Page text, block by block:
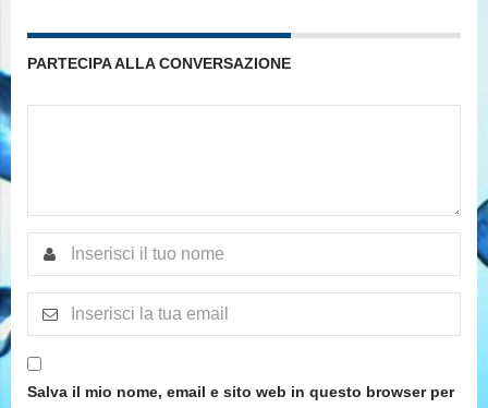
PARTECIPA ALLA CONVERSAZIONE
Salva il mio nome, email e sito web in questo browser per